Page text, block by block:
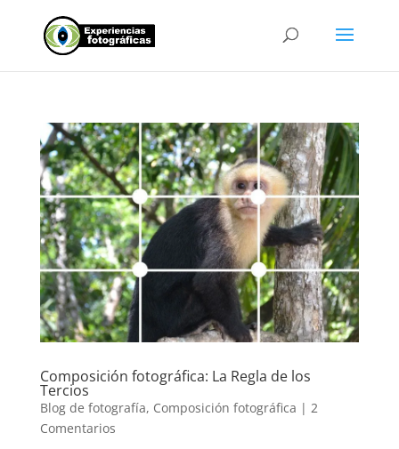
Composición fotográfica: La Regla de los
Tercios
Blog de fotografía, Composición fotográfica | 2
Comentarios